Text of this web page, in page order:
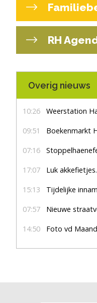
RH
Overig nieuws
10:26 Weerstation
09:51 Boekenmarkt
07:16
17:07 Luk
15:13 Tijdelijke
07:57 Nieuwe
14:50 Foto vd